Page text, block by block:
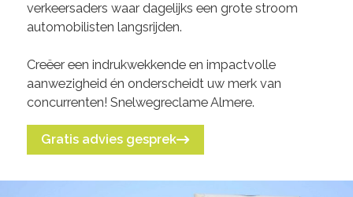
verkeersaders waar dagelijks een grote stroom
automobilisten langsrijden.
Creëer een indrukwekkende en impactvolle
aanwezigheid én onderscheidt uw merk van
concurrenten! Snelwegreclame Almere.
Gratis advies gesprek